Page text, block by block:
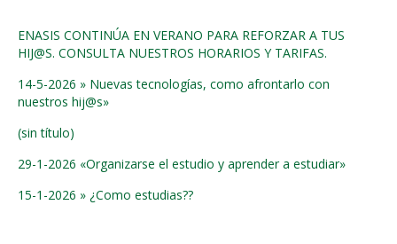
ENASIS CONTINÚA EN VERANO PARA REFORZAR A TUS
HIJ@S. CONSULTA NUESTROS HORARIOS Y TARIFAS.
14-5-2026 » Nuevas tecnologías, como afrontarlo con
nuestros hij@s»
(sin título)
29-1-2026 «Organizarse el estudio y aprender a estudiar»
15-1-2026 » ¿Como estudias??